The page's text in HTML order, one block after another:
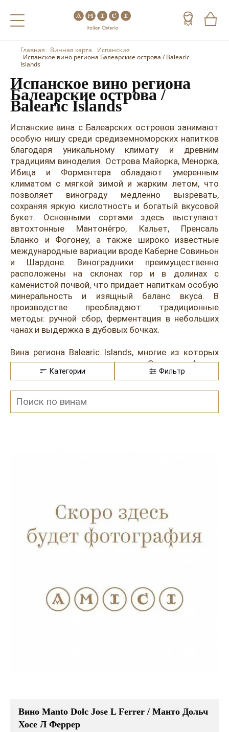
Назад
Холодные напитки
Чай
Кофе
Назад
Вино
Шампанское
Игристое вино
Портвейн
Херес
Красные вина
Белые вина
Розовые вина
Итальянские вина
Французские вина
Испанские вина
Назад
Виски
Коньяк
Арманьяк
Текила
Мескаль
Кальвадос
Джин
Ром
Граппа
Водка
Саке
Пиво
Главная Винная карта
Испанския
Испанское вино региона Балеарские острова / Balearic
Islands
Испанское вино региона
Балеарские острова /
Balearic Islands
Испанские вина с Балеарских островов занимают
особую нишу среди средиземноморских напитков
благодаря уникальному климату и древним
традициям виноделия. Острова Майорка, Менорка,
Ибица и Форментера обладают умеренным
климатом с мягкой зимой и жарким летом, что
позволяет винограду медленно вызревать,
сохраняя яркую кислотность и богатый вкусовой
букет. Основными сортами здесь выступают
автохтонные Мантоне́гро, Кальет, Пренсаль
Бланко и Фогонеу, а также широко известные
международные вариации вроде Каберне Совиньон
и Шардоне. Виноградники преимущественно
расположены на склонах гор и в долинах с
каменистой почвой, что придает напиткам особую
минеральность и изящный баланс вкуса. В
производстве преобладают традиционные
методы: ручной сбор, ферментация в небольших
чанах и выдержка в дубовых бочках.
Вина региона Balearic Islands, многие из которых
представлены в ресторане Остерия Амичи,
отличаются выразительным и утонченным
нотами цитрусовых, желтых цветов и тонкой
послевкусием. Рекомендуем сопроводить их
стейками из мраморной говядины пиццей Дьябло.
Категории Фильтр
Вино Manto Dolc Jose L Ferrer / Манто Дольч
Хосе Л Феррер